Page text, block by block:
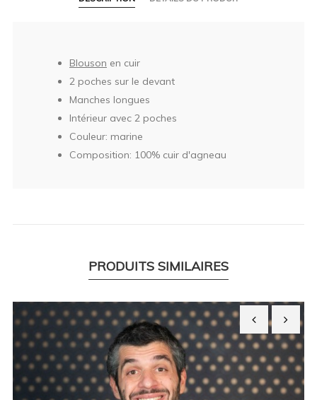
Blouson en cuir
2 poches sur le devant
Manches longues
Intérieur avec 2 poches
Couleur: marine
Composition: 100% cuir d'agneau
PRODUITS SIMILAIRES
‹ ›